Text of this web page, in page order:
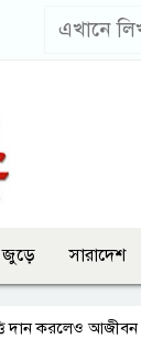
জুড়ে সারাদেশ
করলেও আজীবন ভোগ